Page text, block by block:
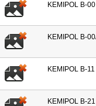
KEMIPOL B-
KEMIPOL B-
KEMIPOL B-
KEMIPOL B-